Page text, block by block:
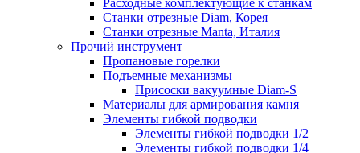
Расходные комплектующие к станкам
Станки отрезные Diam, Корея
Станки отрезные Manta, Италия
Прочий инструмент
Пропановые горелки
Подъeмные механизмы
Присоски вакуумные Diam-S
Материалы для армирования камня
Элементы гибкой подводки
Элементы гибкой подводки 1/2
Элементы гибкой подводки 1/4